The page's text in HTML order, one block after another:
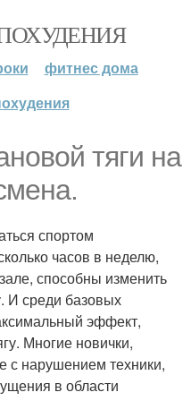
фитнес дома
тяги на
спортом
часов в неделю,
способны изменить
И среди базовых
эффект,
Многие новички,
нарушением техники,
в области